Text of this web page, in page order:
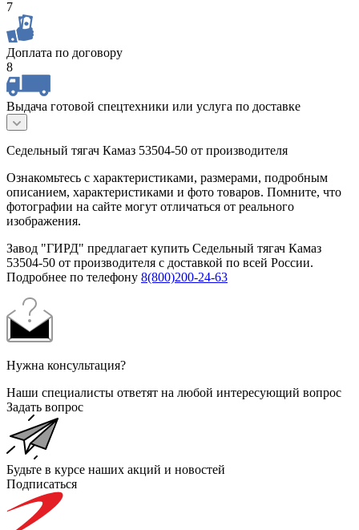
7
Доплата по договору
8
Выдача готовой спецтехники или услуга по доставке
Седельный тягач Камаз 53504-50 от производителя
Ознакомьтесь с характеристиками, размерами, подробным
описанием, характеристиками и фото товаров. Помните, что
фотографии на сайте могут отличаться от реального
изображения.
Завод "ГИРД" предлагает купить Седельный тягач Камаз
53504-50 от производителя с доставкой по всей России.
Подробнее по телефону 8(800)200-24-63
Нужна консультация?
Наши специалисты ответят на любой интересующий вопрос
Задать вопрос
Будьте в курсе наших акций и новостей
Подписаться